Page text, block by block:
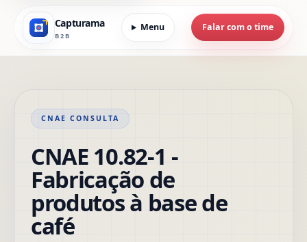
Capturama
B2B
Menu Falar com o time
CNAE CONSULTA
CNAE 10.82-1 -
Fabricação de
produtos à base de
café